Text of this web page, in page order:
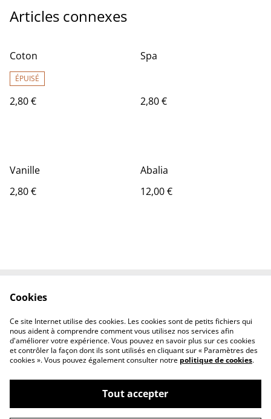
Articles connexes
Coton
ÉPUISÉ
2,80 €
Spa
2,80 €
Vanille
2,80 €
Abalia
12,00 €
Politique de
confidentialité
Politique de cookies
©2026Les pépites de Naty
Cookies
Ce site Internet utilise des cookies. Les cookies sont de petits fichiers qui
nous aident à comprendre comment vous utilisez nos services afin
d'améliorer votre expérience. Vous pouvez en savoir plus sur ces cookies
et contrôler la façon dont ils sont utilisés en cliquant sur « Paramètres des
cookies ». Vous pouvez également consulter notre politique de cookies.
Tout accepter